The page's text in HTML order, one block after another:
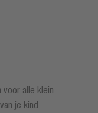
voor alle klein
je kind